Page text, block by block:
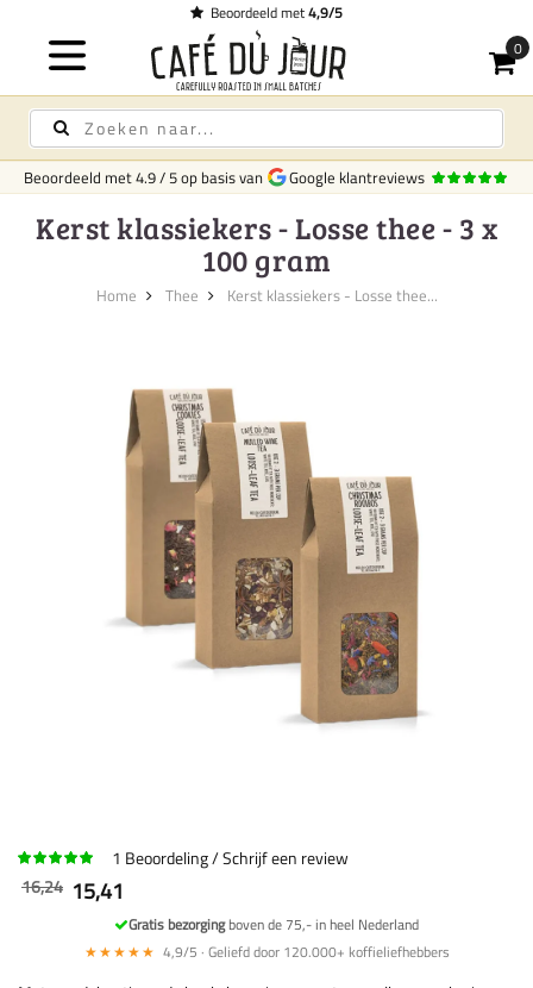
Beoordeeld met4,9/5
Beoordeeld met4.9/5op basis van Google klantreviews
Kerst klassiekers - Losse thee - 3 x
100 gram
Home Thee Kerst klassiekers - Losse thee...
1 Beoordeling Schrijf een review
15,41
16,24
Gratis bezorgingboven de 75,- in heel Nederland
★★★★★ 4,9/5 · Geliefd door 120.000+ koffieliefhebbers